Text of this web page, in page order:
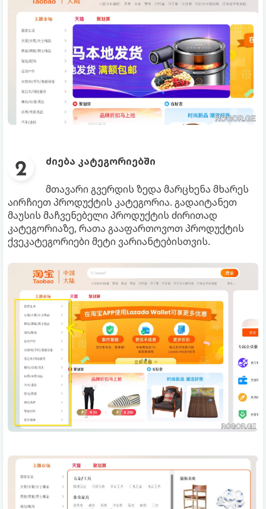
ძიება კატეგორიებში
მთავარი გვერდის ზედა მარცხენა მხარეს
აირჩიეთ პროდუქტის კატეგორია. გადაიტანეთ
მაუსის მაჩვენებელი პროდუქტის ძირითად
კატეგორიაზე, რათა გააფართოვოთ პროდუქტის
ქვეკატეგორიები მეტი ვარიანტებისთვის.